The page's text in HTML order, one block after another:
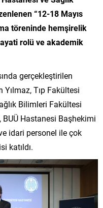
“12-18 Mayıs
töreninde hemşirelik
rolü ve akademik
gerçekleştirilen
Tıp Fakültesi
Bilimleri Fakültesi
BUÜ Hastanesi Başhekimi
idari personel ile çok
katıldı.